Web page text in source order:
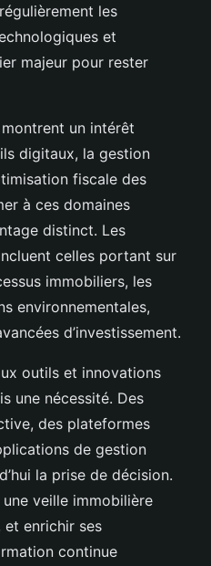
les
et
majeur pour rester
un intérêt
digitaux, la gestion
fiscale des
à ces domaines
distinct. Les
celles portant sur
immobiliers, les
environnementales,
d’investissement.
outils et innovations
une nécessité. Des
des plateformes
de gestion
la prise de décision.
veille immobilière
et enrichir ses
continue